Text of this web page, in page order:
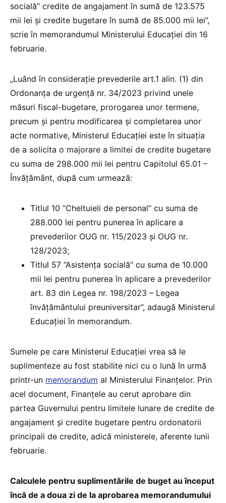
socială” credite de angajament în sumă de 123.575
mii lei și credite bugetare în sumă de 85.000 mii lei”,
scrie în memorandumul Ministerului Educației din 16
februarie.
„Luând în considerație prevederile art.1 alin. (1) din
Ordonanța de urgență nr. 34/2023 privind unele
măsuri fiscal-bugetare, prorogarea unor termene,
precum și pentru modificarea și completarea unor
acte normative, Ministerul Educației este în situația
de a solicita o majorare a limitei de credite bugetare
cu suma de 298.000 mii lei pentru Capitolul 65.01 –
Învățământ, după cum urmează:
Titlul 10 ”Cheltuieli de personal” cu suma de
288.000 lei pentru punerea în aplicare a
prevederilor OUG nr. 115/2023 și OUG nr.
128/2023;
Titlul 57 ”Asistența socială” cu suma de 10.000
mii lei pentru punerea în aplicare a prevederilor
art. 83 din Legea nr. 198/2023 – Legea
învățământului preuniversitar”, adaugă Ministerul
Educației în memorandum.
Sumele pe care Ministerul Educației vrea să le
suplimenteze au fost stabilite nici cu o lună în urmă
printr-un memorandum al Ministerului Finanțelor. Prin
acel document, Finanțele au cerut aprobare din
partea Guvernului pentru limitele lunare de credite de
angajament și credite bugetare pentru ordonatorii
principali de credite, adică ministerele, aferente lunii
februarie.
Calculele pentru suplimentările de buget au început
încă de a doua zi de la aprobarea memorandumului